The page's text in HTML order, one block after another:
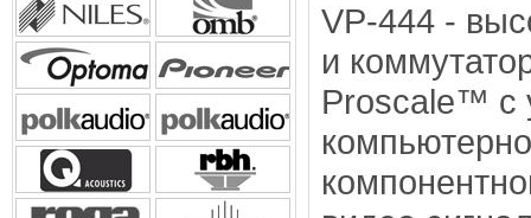
VP-444 -
и
Proscale™ с